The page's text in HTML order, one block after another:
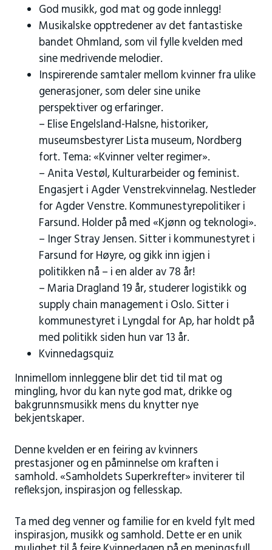
God musikk, god mat og gode innlegg!
Musikalske opptredener av det fantastiske
bandet Ohmland, som vil fylle kvelden med
sine medrivende melodier.
Inspirerende samtaler mellom kvinner fra ulike
generasjoner, som deler sine unike
perspektiver og erfaringer.
– Elise Engelsland-Halsne, historiker,
museumsbestyrer Lista museum, Nordberg
fort. Tema: «Kvinner velter regimer».
– Anita Vestøl, Kulturarbeider og feminist.
Engasjert i Agder Venstrekvinnelag. Nestleder
for Agder Venstre. Kommunestyrepolitiker i
Farsund. Holder på med «Kjønn og teknologi».
– Inger Stray Jensen. Sitter i kommunestyret i
Farsund for Høyre, og gikk inn igjen i
politikken nå – i en alder av 78 år!
– Maria Dragland 19 år, studerer logistikk og
supply chain management i Oslo. Sitter i
kommunestyret i Lyngdal for Ap, har holdt på
med politikk siden hun var 13 år.
Kvinnedagsquiz
Innimellom innleggene blir det tid til mat og
mingling, hvor du kan nyte god mat, drikke og
bakgrunnsmusikk mens du knytter nye
bekjentskaper.
Denne kvelden er en feiring av kvinners
prestasjoner og en påminnelse om kraften i
samhold. «Samholdets Superkrefter» inviterer til
refleksjon, inspirasjon og fellesskap.
Ta med deg venner og familie for en kveld fylt med
inspirasjon, musikk og samhold. Dette er en unik